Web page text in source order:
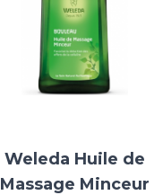
Weleda Huile de
Massage Minceur